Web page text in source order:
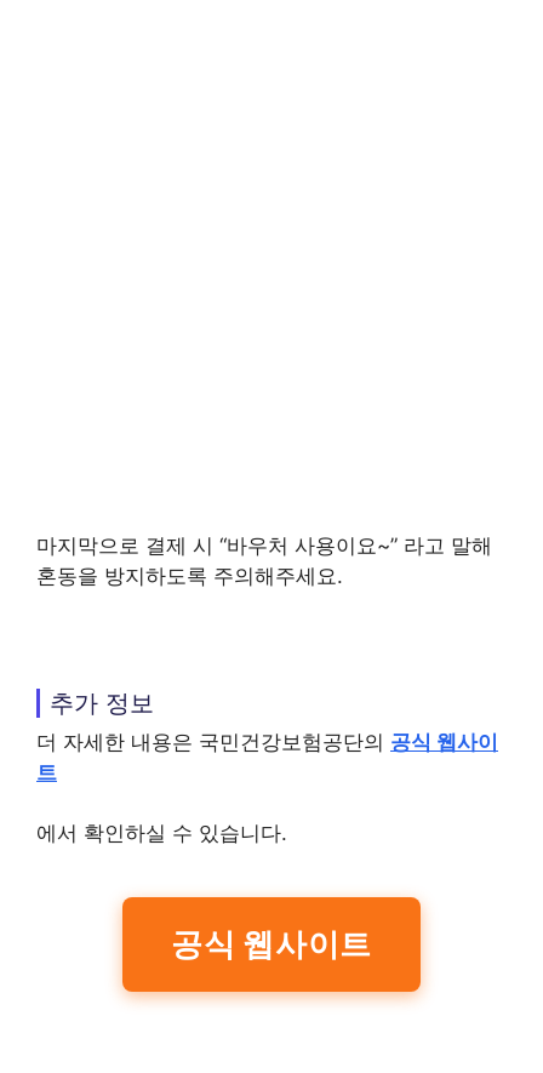
마지막으로 결제 시 “바우처 사용이요~” 라고 말해
혼동을 방지하도록 주의해주세요.
추가 정보
더 자세한 내용은 국민건강보험공단의 공식 웹사이
트
에서 확인하실 수 있습니다.
공식 웹사이트